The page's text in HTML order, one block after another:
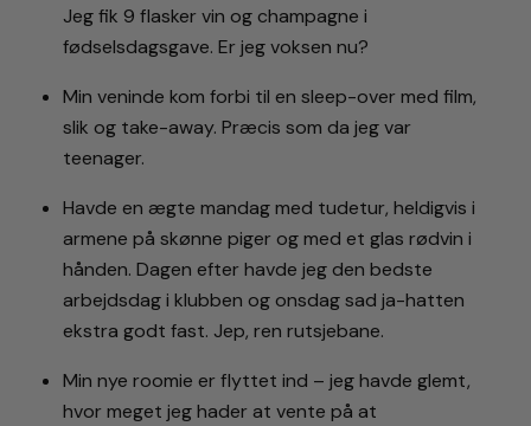
Jeg fik 9 flasker vin og champagne i
fødselsdagsgave. Er jeg voksen nu?
Min veninde kom forbi til en sleep-over med film,
slik og take-away. Præcis som da jeg var
teenager.
Havde en ægte mandag med tudetur, heldigvis i
armene på skønne piger og med et glas rødvin i
hånden. Dagen efter havde jeg den bedste
arbejdsdag i klubben og onsdag sad ja-hatten
ekstra godt fast. Jep, ren rutsjebane.
Min nye roomie er flyttet ind – jeg havde glemt,
hvor meget jeg hader at vente på at